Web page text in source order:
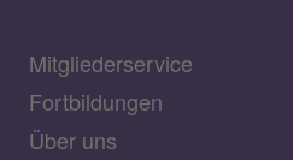
Mitgliederservice
Fortbildungen
Über uns